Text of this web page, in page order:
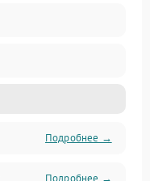
Подробнее →